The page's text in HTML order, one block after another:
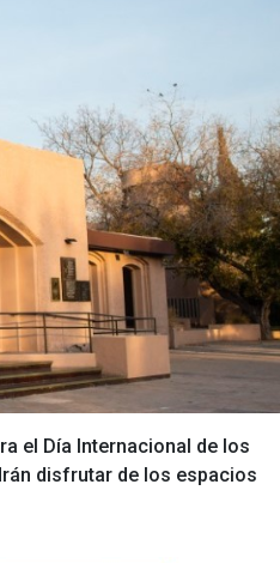
el Día Internacional de los
disfrutar de los espacios